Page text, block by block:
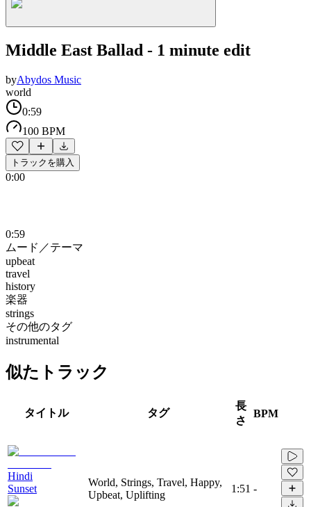
Middle East Ballad - 1 minute edit
byAbydos Music
world
0:59
100 BPM
トラックを購入
0:00
0:59
ムード／テーマ
upbeat
travel
history
楽器
strings
その他のタグ
instrumental
似たトラック
タイトル タグ
長
さ
BPM
Hindi
Sunset
World, Strings, Travel, Happy,
Upbeat, Uplifting
1:51 -